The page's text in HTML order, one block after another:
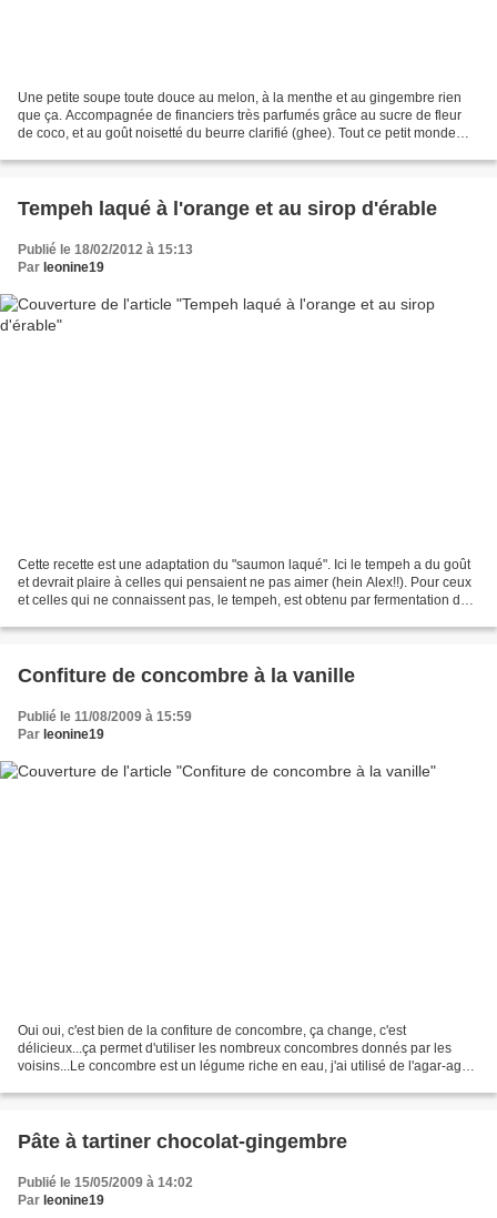
Une petite soupe toute douce au melon, à la menthe et au gingembre rien
que ça. Accompagnée de financiers très parfumés grâce au sucre de fleur
de coco, et au goût noisetté du beurre clarifié (ghee). Tout ce petit monde
Tempeh laqué à l'orange et au sirop d'érable
Publié le 18/02/2012 à 15:13
Par leonine19
Cette recette est une adaptation du "saumon laqué". Ici le tempeh a du goût
et devrait plaire à celles qui pensaient ne pas aimer (hein Alex!!). Pour ceux
et celles qui ne connaissent pas, le tempeh, est obtenu par fermentation du
Confiture de concombre à la vanille
Publié le 11/08/2009 à 15:59
Par leonine19
Oui oui, c'est bien de la confiture de concombre, ça change, c'est
délicieux...ça permet d'utiliser les nombreux concombres donnés par les
voisins...Le concombre est un légume riche en eau, j'ai utilisé de l'agar-agar
Pâte à tartiner chocolat-gingembre
Publié le 15/05/2009 à 14:02
Par leonine19